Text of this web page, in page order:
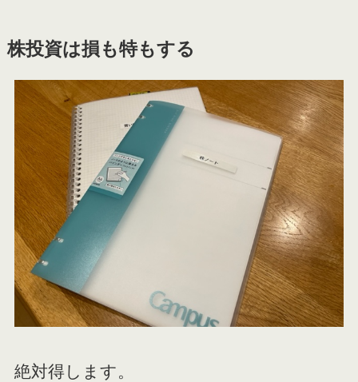
株投資は損も特もする
絶対得します。